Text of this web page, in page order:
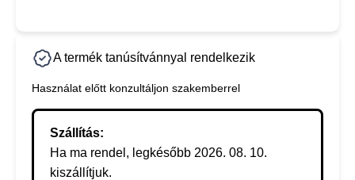
A termék tanúsítvánnyal rendelkezik
Használat előtt konzultáljon szakemberrel
Szállítás:
Ha ma rendel, legkésőbb 2026. 08. 10.
kiszállítjuk.